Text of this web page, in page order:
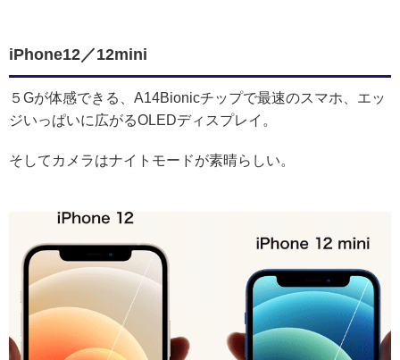
iPhone12／12mini
５Gが体感できる、A14Bionicチップで最速のスマホ、エッ
ジいっぱいに広がるOLEDディスプレイ。
そしてカメラはナイトモードが素晴らしい。